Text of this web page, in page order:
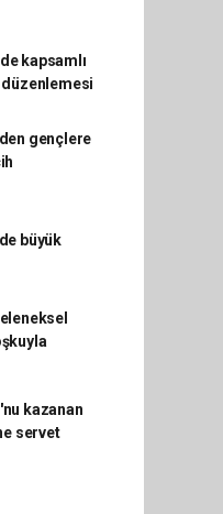
kapsamlı
gençlere
büyük
kazanan
servet